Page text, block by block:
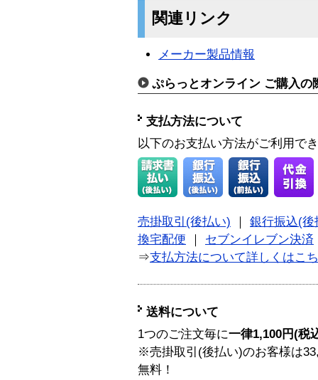
関連リンク
メーカー製品情報
ぷらっとオンライン ご購入の
支払方法について
以下のお支払い方法がご利用で
売掛取引(後払い)
銀行振込(後
換宅配便
セブンイレブン決済
⇒支払方法について詳しくはこ
送料について
1つのご注文毎に一律1,100円(税
※売掛取引(後払い)のお客様は
無料！